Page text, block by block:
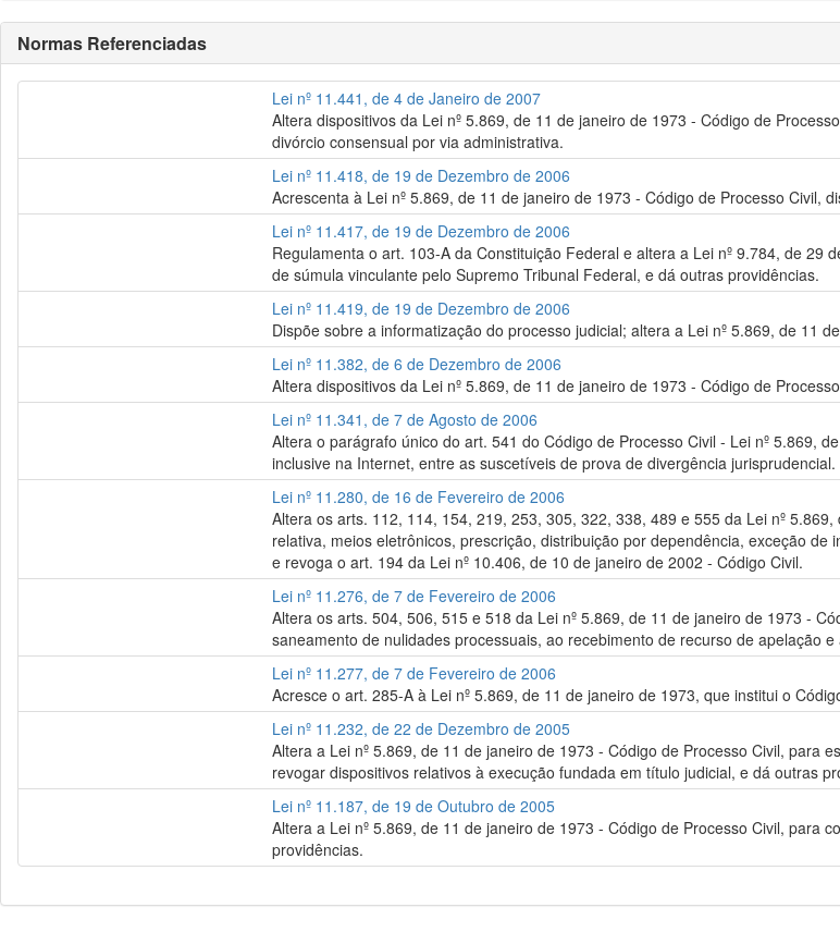
Normas Referenciadas
Lei nº 11.441, de 4 de Janeiro de 2007
Altera dispositivos da Lei nº 5.869, de 11 de janeiro de 1973 - Código de
divórcio consensual por via administrativa.
Lei nº 11.418, de 19 de Dezembro de 2006
Acrescenta à Lei nº 5.869, de 11 de janeiro de 1973 - Código de Processo Civil,
Lei nº 11.417, de 19 de Dezembro de 2006
Regulamenta o art. 103-A da Constituição Federal e altera a Lei nº 9.784, de
de súmula vinculante pelo Supremo Tribunal Federal, e dá outras providências.
Lei nº 11.419, de 19 de Dezembro de 2006
Dispõe sobre a informatização do processo judicial; altera a Lei nº 5.869, de 11
Lei nº 11.382, de 6 de Dezembro de 2006
Altera dispositivos da Lei nº 5.869, de 11 de janeiro de 1973 - Código de
Lei nº 11.341, de 7 de Agosto de 2006
Altera o parágrafo único do art. 541 do Código de Processo Civil - Lei nº 5.869,
inclusive na Internet, entre as suscetíveis de prova de divergência jurisprudencial.
Lei nº 11.280, de 16 de Fevereiro de 2006
Altera os arts. 112, 114, 154, 219, 253, 305, 322, 338, 489 e 555 da Lei nº
relativa, meios eletrônicos, prescrição, distribuição por dependência, exceção
e revoga o art. 194 da Lei nº 10.406, de 10 de janeiro de 2002 - Código Civil.
Lei nº 11.276, de 7 de Fevereiro de 2006
Altera os arts. 504, 506, 515 e 518 da Lei nº 5.869, de 11 de janeiro de 1973 -
saneamento de nulidades processuais, ao recebimento de recurso de apelação
Lei nº 11.277, de 7 de Fevereiro de 2006
Acresce o art. 285-A à Lei nº 5.869, de 11 de janeiro de 1973, que institui o
Lei nº 11.232, de 22 de Dezembro de 2005
Altera a Lei nº 5.869, de 11 de janeiro de 1973 - Código de Processo Civil, para
revogar dispositivos relativos à execução fundada em título judicial, e dá outras
Lei nº 11.187, de 19 de Outubro de 2005
Altera a Lei nº 5.869, de 11 de janeiro de 1973 - Código de Processo Civil,
providências.